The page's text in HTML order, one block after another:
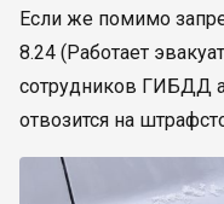
Если же помимо
8.24 (Работает
сотрудников ГИБДД
отвозится на